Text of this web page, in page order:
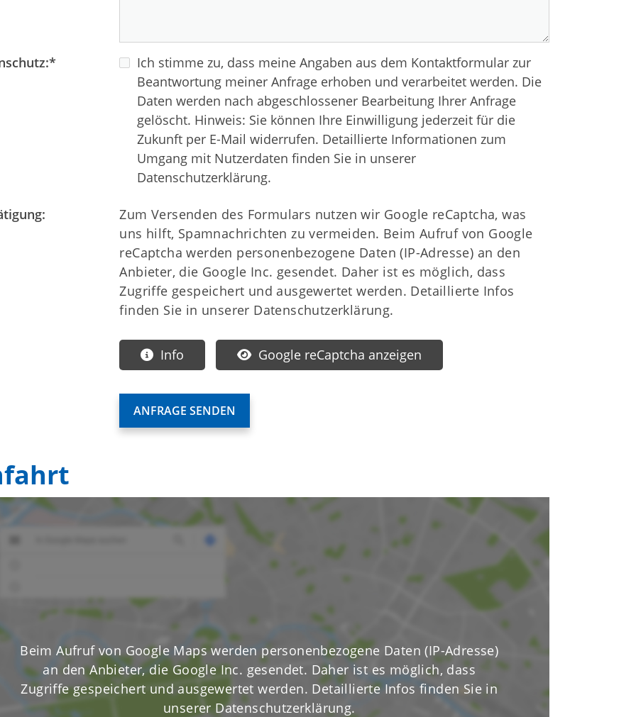
*
Ich stimme zu, dass meine Angaben aus dem Kontaktformular zur
Beantwortung meiner Anfrage erhoben und verarbeitet werden. Die
Daten werden nach abgeschlossener Bearbeitung Ihrer Anfrage
gelöscht. Hinweis: Sie können Ihre Einwilligung jederzeit für die
Zukunft per E-Mail widerrufen. Detaillierte Informationen zum
Umgang mit Nutzerdaten finden Sie in unserer
Datenschutzerklärung.
Zum Versenden des Formulars nutzen wir Google reCaptcha, was
uns hilft, Spamnachrichten zu vermeiden. Beim Aufruf von Google
reCaptcha werden personenbezogene Daten (IP-Adresse) an den
Anbieter, die Google Inc. gesendet. Daher ist es möglich, dass
Zugriffe gespeichert und ausgewertet werden. Detaillierte Infos
finden Sie in unserer Datenschutzerklärung.
Info Google reCaptcha anzeigen
Beim Aufruf von Google Maps werden personenbezogene Daten (IP-Adresse)
an den Anbieter, die Google Inc. gesendet. Daher ist es möglich, dass
Zugriffe gespeichert und ausgewertet werden. Detaillierte Infos finden Sie in
unserer Datenschutzerklärung.